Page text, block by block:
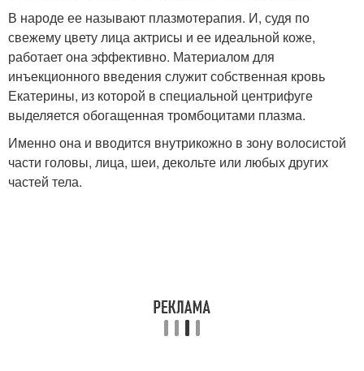
В народе ее называют плазмотерапия. И, судя по
свежему цвету лица актрисы и ее идеальной коже,
работает она эффективно. Материалом для
инъекционного введения служит собственная кровь
Екатерины, из которой в специальной центрифуге
выделяется обогащенная тромбоцитами плазма.
Именно она и вводится внутрикожно в зону волосистой
части головы, лица, шеи, декольте или любых других
частей тела.